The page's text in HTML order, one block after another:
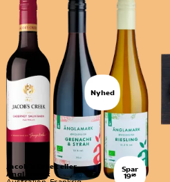
Jacob´s Creek eller
Änglamark
Spar
1995
Nyhed